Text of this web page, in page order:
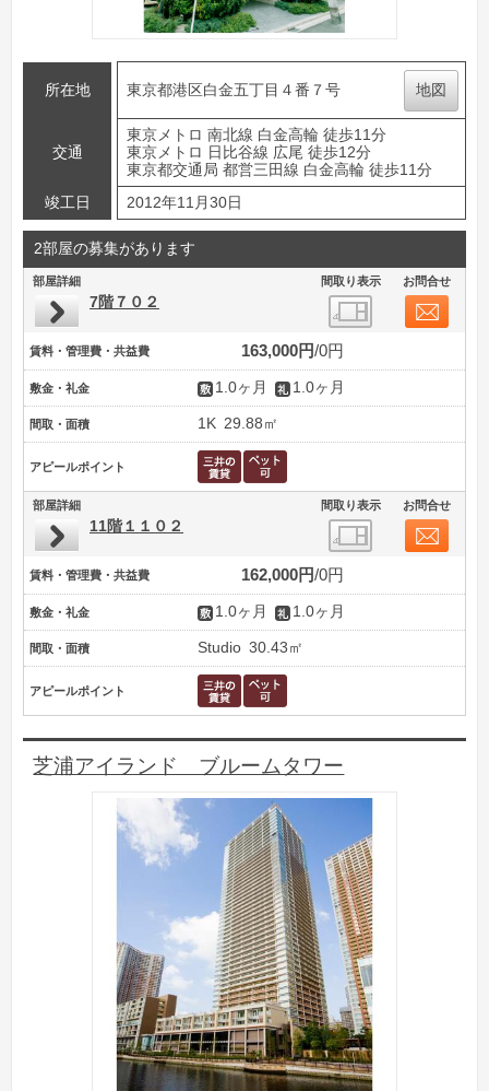
所在地 東京都港区白金五丁目４番７号 地図
交通
東京メトロ 南北線 白金高輪 徒歩11分
東京メトロ 日比谷線 広尾 徒歩12分
東京都交通局 都営三田線 白金高輪 徒歩11分
竣工日
2012年11月30日
2部屋の募集があります
部屋詳細 間取り表示 お問合せ
7階７０２
賃料・管理費・共益費 163,000円 0円
敷金・礼金 1.0ヶ月 1.0ヶ月
間取・面積 1K 29.88㎡
アピールポイント
部屋詳細 間取り表示 お問合せ
11階１１０２
賃料・管理費・共益費 162,000円 0円
敷金・礼金 1.0ヶ月 1.0ヶ月
間取・面積 Studio 30.43㎡
アピールポイント
芝浦アイランド ブルームタワー